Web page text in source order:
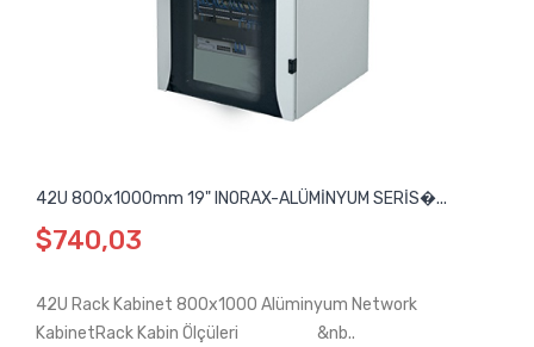
42U 800x1000mm 19" INORAX-ALÜMİNYUM SERİS�...
$740,03
42U Rack Kabinet 800x1000 Alüminyum Network
KabinetRack Kabin Ölçüleri &nb..